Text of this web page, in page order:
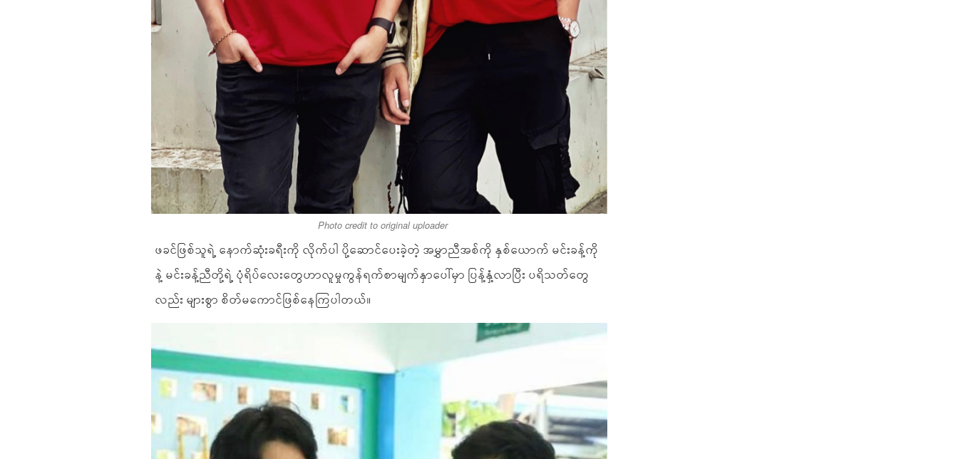
Photo credit to original uploader
ဖခင်ဖြစ်သူရဲ့ နောက်ဆုံးခရီးကို လိုက်ပါ ပို့ဆောင်ပေးခဲ့တဲ့ အမွှာညီအစ်ကို နှစ်ယောက် မင်းခန့်ကို
နဲ့ မင်းခန့်ညီတို့ရဲ့ ပုံရိပ်လေးတွေဟာလူမှုကွန်ရက်စာမျက်နှာပေါ်မှာ ပြန့်နှံ့လာပြီး ပရိသတ်တွေ
လည်း များစွာ စိတ်မကောင်ဖြစ်နေကြပါတယ်။